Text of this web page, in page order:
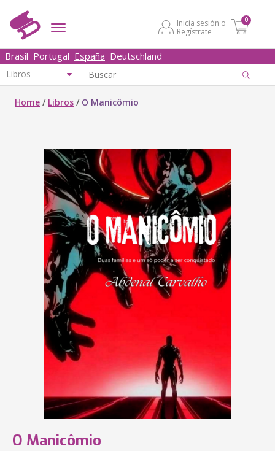
Inicia sesión o
Regístrate
0
Brasil Portugal España Deutschland
Home / Libros / O Manicômio
O Manicômio